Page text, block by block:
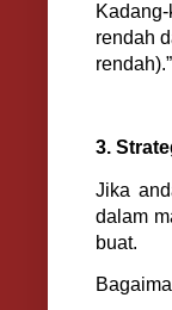
rendah
rendah).”
3.
Jika
dalam
buat.